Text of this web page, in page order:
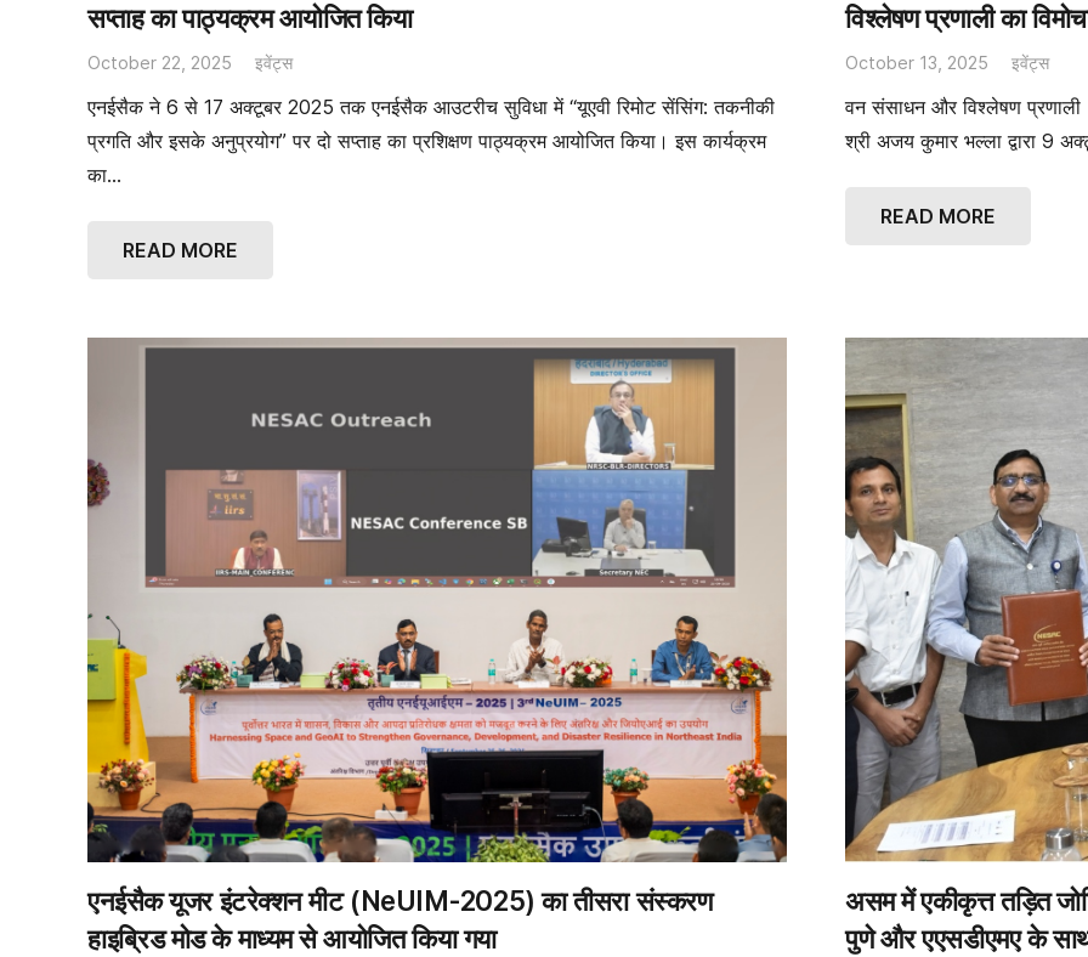
सप्ताह का पाठ्यक्रम आयोजित किया
October 22, 2025 इवेंट्स
एनईसैक ने 6 से 17 अक्टूबर 2025 तक एनईसैक आउटरीच सुविधा में “यूएवी रिमोट सेंसिंग: तकनीकी
प्रगति और इसके अनुप्रयोग” पर दो सप्ताह का प्रशिक्षण पाठ्यक्रम आयोजित किया। इस कार्यक्रम
का…
READ MORE
विश्लेषण प्रणाली का
October 13, 2025 इवेंट्स
वन संसाधन और विश्लेषण प्रणाली
श्री अजय कुमार भल्ला द्वारा 9
READ MORE
एनईसैक यूजर इंटरेक्शन मीट (NeUIM-2025) का तीसरा संस्करण
हाइब्रिड मोड के माध्यम से आयोजित किया गया
असम में एकीकृत्त तड़ित
पुणे और एएसडीएमए के साथ